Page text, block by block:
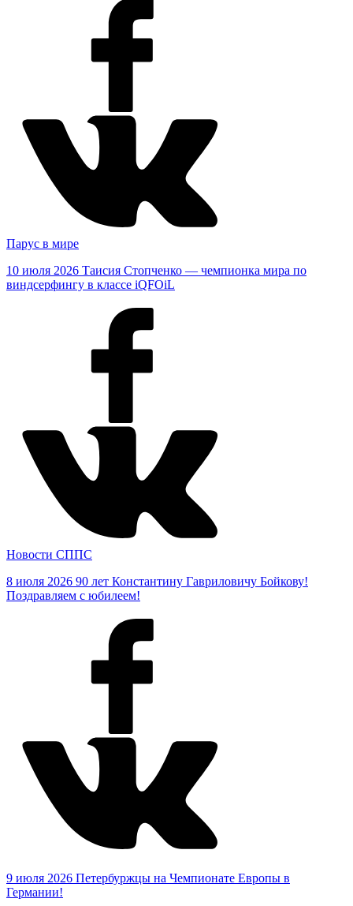
Парус в мире
10 июля 2026 Таисия Стопченко — чемпионка мира по
виндсерфингу в классе iQFOiL
Новости СППС
8 июля 2026 90 лет Константину Гавриловичу Бойкову!
Поздравляем с юбилеем!
9 июля 2026 Петербуржцы на Чемпионате Европы в
Германии!